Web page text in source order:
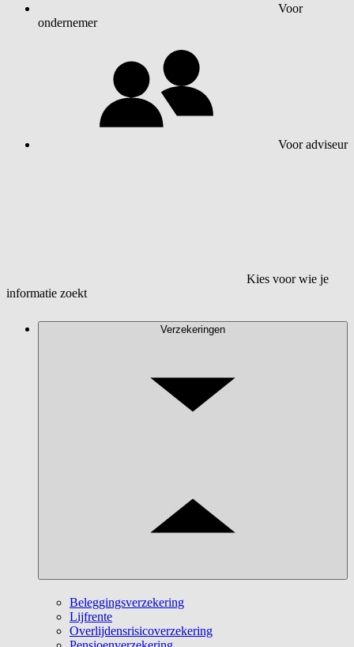
Voor
ondernemer
Voor adviseur
Kies voor wie je
informatie zoekt
Verzekeringen
Beleggingsverzekering
Lijfrente
Overlijdensrisicoverzekering